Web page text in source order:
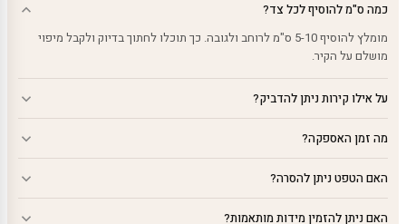
כמה ס"מ להוסיף לכל צד?
מומלץ להוסיף 5-10 ס"מ לרוחב ולגובה. כך תוכלו לחתוך בדיוק ולקבל מיפוי
מושלם על הקיר.
על אילו קירות ניתן להדביק?
מה זמן האספקה?
האם הטפט ניתן להסרה?
האם ניתן להזמין מידות מותאמות?